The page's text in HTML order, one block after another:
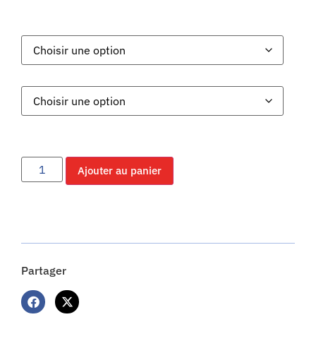
Ajouter au panier
Partager